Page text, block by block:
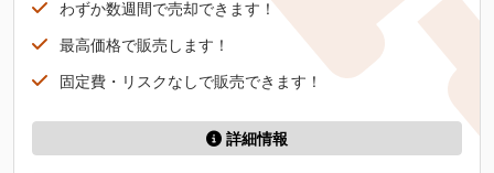
わずか数週間で売却できます！
最高価格で販売します！
固定費・リスクなしで販売できます！
詳細情報